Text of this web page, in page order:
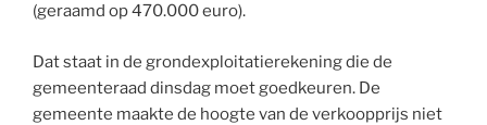
(geraamd op 470.000 euro).
Dat staat in de grondexploitatierekening die de
gemeenteraad dinsdag moet goedkeuren. De
gemeente maakte de hoogte van de verkoopprijs niet